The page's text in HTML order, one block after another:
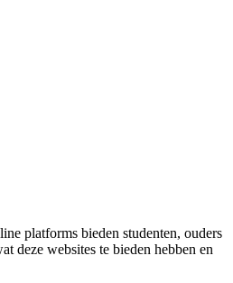
platforms bieden studenten, ouders
deze websites te bieden hebben en